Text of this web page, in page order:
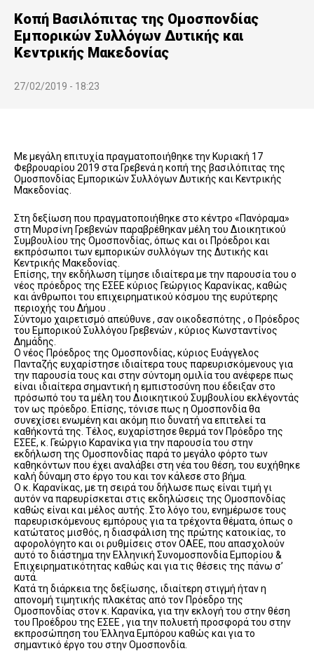
Κοπή Βασιλόπιτας της Ομοσπονδίας
Εμπορικών Συλλόγων Δυτικής και
Κεντρικής Μακεδονίας
27/02/2019 - 18:23
Με μεγάλη επιτυχία πραγματοποιήθηκε την Κυριακή 17
Φεβρουαρίου 2019 στα Γρεβενά η κοπή της βασιλόπιτας της
Ομοσπονδίας Εμπορικών Συλλόγων Δυτικής και Κεντρικής
Μακεδονίας.
Στη δεξίωση που πραγματοποιήθηκε στο κέντρο «Πανόραμα»
στη Μυρσίνη Γρεβενών παραβρέθηκαν μέλη του Διοικητικού
Συμβουλίου της Ομοσπονδίας, όπως και οι Πρόεδροι και
εκπρόσωποι των εμπορικών συλλόγων της Δυτικής και
Κεντρικής Μακεδονίας.
Επίσης, την εκδήλωση τίμησε ιδιαίτερα με την παρουσία του ο
νέος πρόεδρος της ΕΣΕΕ κύριος Γεώργιος Καρανίκας, καθώς
και άνθρωποι του επιχειρηματικού κόσμου της ευρύτερης
περιοχής του Δήμου .
Σύντομο χαιρετισμό απεύθυνε , σαν οικοδεσπότης , ο Πρόεδρος
του Εμπορικού Συλλόγου Γρεβενών , κύριος Κωνσταντίνος
Δημάδης.
Ο νέος Πρόεδρος της Ομοσπονδίας, κύριος Ευάγγελος
Πανταζής ευχαρίστησε ιδιαίτερα τους παρευρισκόμενους για
την παρουσία τους και στην σύντομη ομιλία του ανέφερε πως
είναι ιδιαίτερα σημαντική η εμπιστοσύνη που έδειξαν στο
πρόσωπό του τα μέλη του Διοικητικού Συμβουλίου εκλέγοντάς
τον ως πρόεδρο. Επίσης, τόνισε πως η Ομοσπονδία θα
συνεχίσει ενωμένη και ακόμη πιο δυνατή να επιτελεί τα
καθήκοντά της. Τέλος, ευχαρίστησε θερμά τον Πρόεδρο της
ΕΣΕΕ, κ. Γεώργιο Καρανίκα για την παρουσία του στην
εκδήλωση της Ομοσπονδίας παρά το μεγάλο φόρτο των
καθηκόντων που έχει αναλάβει στη νέα του θέση, του ευχήθηκε
καλή δύναμη στο έργο του και τον κάλεσε στο βήμα.
Ο κ. Καρανίκας, με τη σειρά του δήλωσε πως είναι τιμή γι
αυτόν να παρευρίσκεται στις εκδηλώσεις της Ομοσπονδίας
καθώς είναι και μέλος αυτής. Στο λόγο του, ενημέρωσε τους
παρευρισκόμενους εμπόρους για τα τρέχοντα θέματα, όπως ο
κατώτατος μισθός, η διασφάλιση της πρώτης κατοικίας, το
αφορολόγητο και οι ρυθμίσεις στον ΟΑΕΕ, που απασχολούν
αυτό το διάστημα την Ελληνική Συνομοσπονδία Εμπορίου &
Επιχειρηματικότητας καθώς και για τις θέσεις της πάνω σ’
αυτά.
Κατά τη διάρκεια της δεξίωσης, ιδιαίτερη στιγμή ήταν η
απονομή τιμητικής πλακέτας από τον Πρόεδρο της
Ομοσπονδίας στον κ. Καρανίκα, για την εκλογή του στην θέση
του Προέδρου της ΕΣΕΕ , για την πολυετή προσφορά του στην
εκπροσώπηση του Έλληνα Εμπόρου καθώς και για το
σημαντικό έργο του στην Ομοσπονδία.